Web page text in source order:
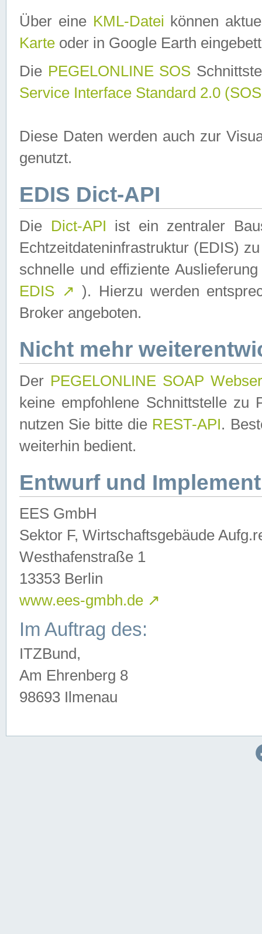
Über eine KML-Datei können
Karte oder in Google Earth
Die PEGELONLINE SOS
Service Interface Standard 2.0
Diese Daten werden auch zur
genutzt.
EDIS Dict-API
Die Dict-API ist ein zentraler
Echtzeitdateninfrastruktur (EDIS)
schnelle und effiziente
EDIS ↗ ). Hierzu werden
Broker angeboten.
Nicht mehr
Der PEGELONLINE SOAP
keine empfohlene Schnittstelle zu
nutzen Sie bitte die REST-API.
weiterhin bedient.
Entwurf und
EES GmbH
Sektor F, Wirtschaftsgebäude
Westhafenstraße 1
13353 Berlin
www.ees-gmbh.de ↗
Im Auftrag des:
ITZBund,
Am Ehrenberg 8
98693 Ilmenau